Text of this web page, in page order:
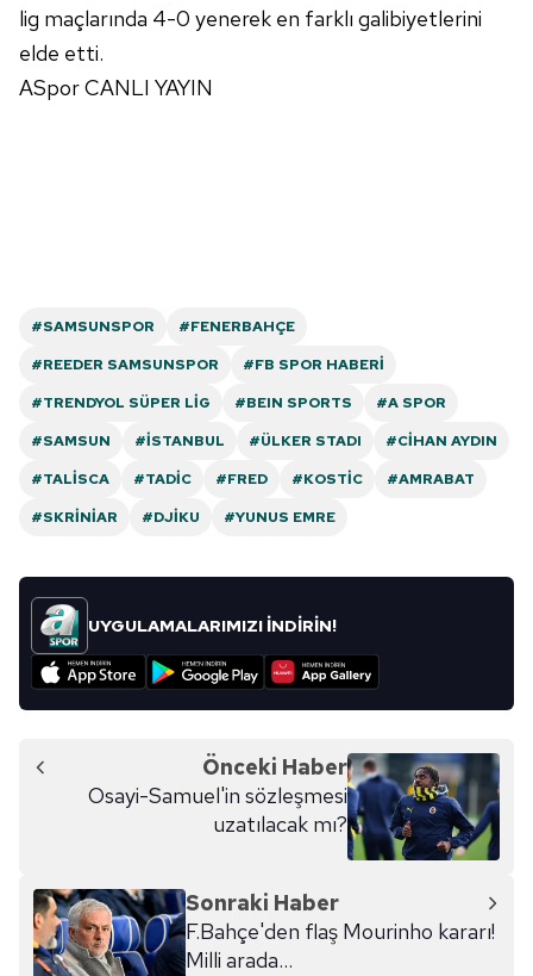
vasıtasıyla belirleyebilirsiniz. Çerezlere ilişkin detaylı bilgi
için Ayarlar butonuna tıklayabilir,
lig maçlarında 4-0 yenerek en farklı galibiyetlerini
elde etti.
ASpor CANLI YAYIN
#SAMSUNSPOR
#FENERBAHÇE
#REEDER SAMSUNSPOR
#FB SPOR HABERI
#TRENDYOL SÜPER LIG
#BEIN SPORTS
#A SPOR
#SAMSUN
#İSTANBUL #ÜLKER STADI
#CIHAN AYDIN
#TALISCA
#TADIC #FRED #KOSTIC
#AMRABAT
#SKRINIAR
#DJIKU #YUNUS EMRE
UYGULAMALARIMIZI İNDİRİN!
Önceki Haber
Osayi-Samuel'in sözleşmesi
uzatılacak mı?
Sonraki Haber
F.Bahçe'den flaş Mourinho kararı!
Milli arada...